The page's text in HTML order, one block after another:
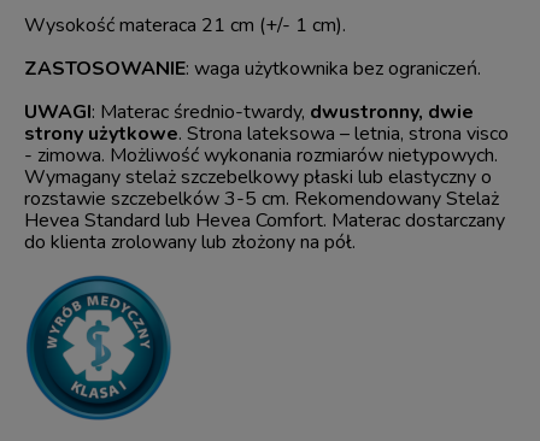
Wysokość materaca 21 cm (+/- 1 cm).
ZASTOSOWANIE: waga użytkownika bez ograniczeń.
UWAGI: Materac średnio-twardy, dwustronny, dwie
strony użytkowe. Strona lateksowa – letnia, strona visco
- zimowa. Możliwość wykonania rozmiarów nietypowych.
Wymagany stelaż szczebelkowy płaski lub elastyczny o
rozstawie szczebelków 3-5 cm. Rekomendowany Stelaż
Hevea Standard lub Hevea Comfort. Materac dostarczany
do klienta zrolowany lub złożony na pół.